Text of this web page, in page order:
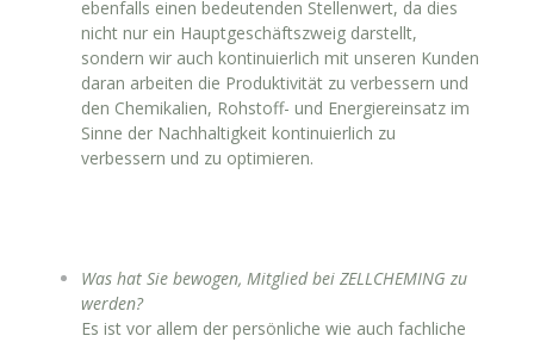
ebenfalls einen bedeutenden Stellenwert, da dies
nicht nur ein Hauptgeschäftszweig darstellt,
sondern wir auch kontinuierlich mit unseren Kunden
daran arbeiten die Produktivität zu verbessern und
den Chemikalien, Rohstoff- und Energiereinsatz im
Sinne der Nachhaltigkeit kontinuierlich zu
verbessern und zu optimieren.
Was hat Sie bewogen, Mitglied bei ZELLCHEMING zu
werden?
Es ist vor allem der persönliche wie auch fachliche